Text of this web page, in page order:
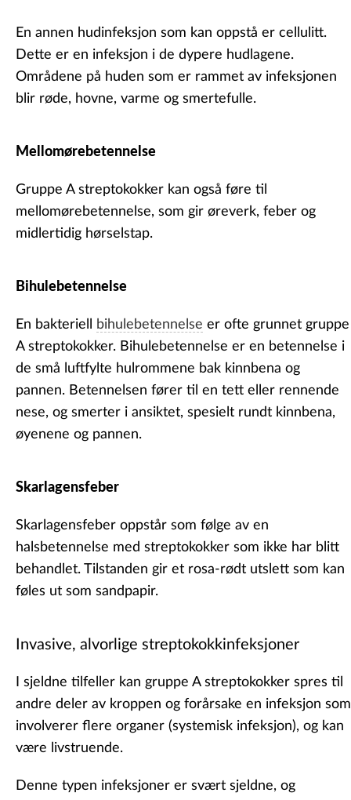
En annen hudinfeksjon som kan oppstå er cellulitt.
Dette er en infeksjon i de dypere hudlagene.
Områdene på huden som er rammet av infeksjonen
blir røde, hovne, varme og smertefulle.
Mellomørebetennelse
Gruppe A streptokokker kan også føre til
mellomørebetennelse, som gir øreverk, feber og
midlertidig hørselstap.
Bihulebetennelse
En bakteriell bihulebetennelse er ofte grunnet gruppe
A streptokokker. Bihulebetennelse er en betennelse i
de små luftfylte hulrommene bak kinnbena og
pannen. Betennelsen fører til en tett eller rennende
nese, og smerter i ansiktet, spesielt rundt kinnbena,
øyenene og pannen.
Skarlagensfeber
Skarlagensfeber oppstår som følge av en
halsbetennelse med streptokokker som ikke har blitt
behandlet. Tilstanden gir et rosa-rødt utslett som kan
føles ut som sandpapir.
Invasive, alvorlige streptokokkinfeksjoner
I sjeldne tilfeller kan gruppe A streptokokker spres til
andre deler av kroppen og forårsake en infeksjon som
involverer flere organer (systemisk infeksjon), og kan
være livstruende.
Denne typen infeksjoner er svært sjeldne, og